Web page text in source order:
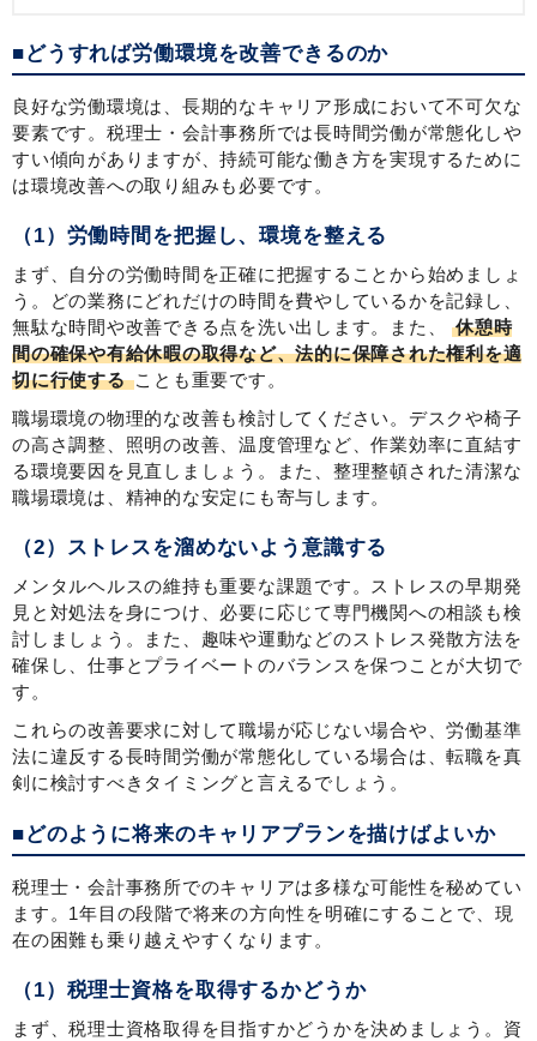
■どうすれば労働環境を改善できるのか
良好な労働環境は、長期的なキャリア形成において不可欠な
要素です。税理士・会計事務所では長時間労働が常態化しや
すい傾向がありますが、持続可能な働き方を実現するために
は環境改善への取り組みも必要です。
（1）労働時間を把握し、環境を整える
まず、自分の労働時間を正確に把握することから始めましょ
う。どの業務にどれだけの時間を費やしているかを記録し、
無駄な時間や改善できる点を洗い出します。また、
休憩時
間の確保や有給休暇の取得など、法的に保障された権利を適
切に行使する ことも重要です。
職場環境の物理的な改善も検討してください。デスクや椅子
の高さ調整、照明の改善、温度管理など、作業効率に直結す
る環境要因を見直しましょう。また、整理整頓された清潔な
職場環境は、精神的な安定にも寄与します。
（2）ストレスを溜めないよう意識する
メンタルヘルスの維持も重要な課題です。ストレスの早期発
見と対処法を身につけ、必要に応じて専門機関への相談も検
討しましょう。また、趣味や運動などのストレス発散方法を
確保し、仕事とプライベートのバランスを保つことが大切で
す。
これらの改善要求に対して職場が応じない場合や、労働基準
法に違反する長時間労働が常態化している場合は、転職を真
剣に検討すべきタイミングと言えるでしょう。
■どのように将来のキャリアプランを描けばよいか
税理士・会計事務所でのキャリアは多様な可能性を秘めてい
ます。1年目の段階で将来の方向性を明確にすることで、現
在の困難も乗り越えやすくなります。
（1）税理士資格を取得するかどうか
まず、税理士資格取得を目指すかどうかを決めましょう。資